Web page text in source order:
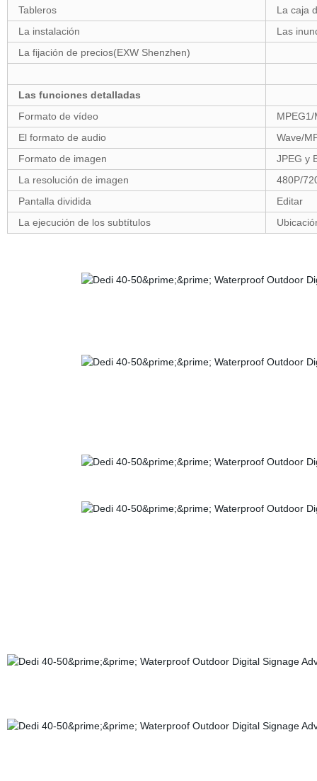
Tableros
La caja
La instalación
Las
La fijación de precios(EXW Shenzhen)
Las funciones detalladas
Formato de vídeo
MPEG1/
El formato de audio
Wave/
Formato de imagen
JPEG y
La resolución de imagen
480P/
Pantalla dividida
Editar
La ejecución de los subtítulos